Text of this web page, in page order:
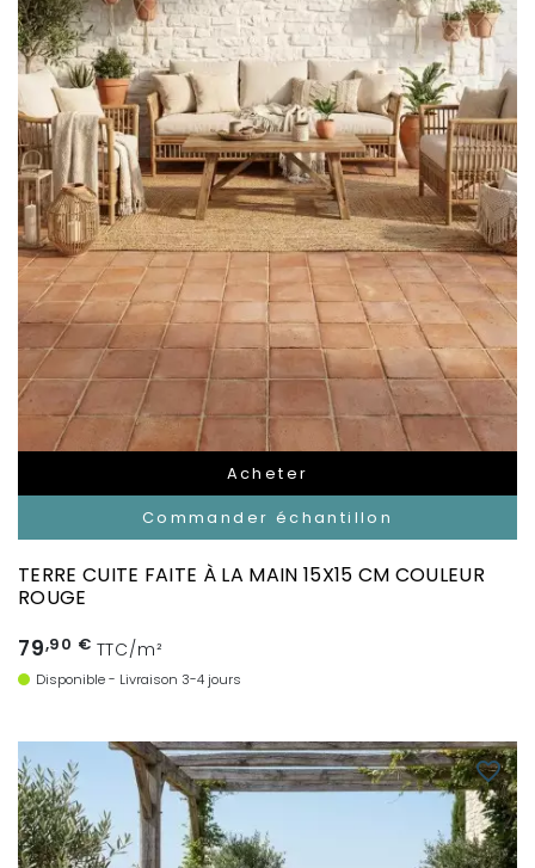
Acheter
Commander échantillon
TERRE CUITE FAITE À LA MAIN 15X15 CM COULEUR
ROUGE
79,90 € TTC/m²
Disponible - Livraison 3-4 jours
favorite_border